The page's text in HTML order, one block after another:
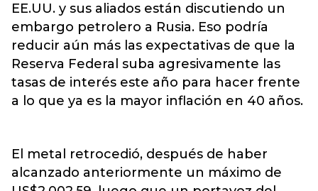
EE.UU. y sus aliados están discutiendo un
embargo petrolero a Rusia. Eso podría
reducir aún más las expectativas de que la
Reserva Federal suba agresivamente las
tasas de interés este año para hacer frente
a lo que ya es la mayor inflación en 40 años.
El metal retrocedió, después de haber
alcanzado anteriormente un máximo de